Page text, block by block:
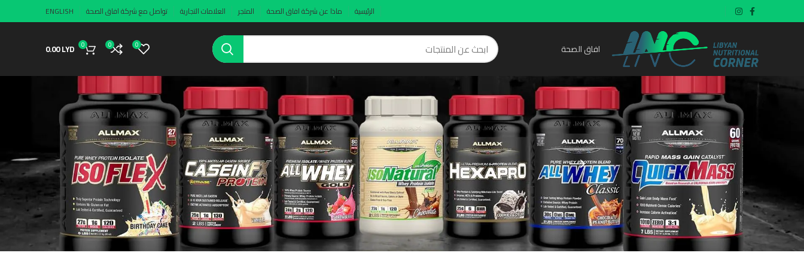
الرئيسية ماذا عن شركة افاق الصحة المتجر العلامات التجارية تواصل مع شركة افاق الصحة ENGLISH
افاق الصحة 0
0
0
0.00LYD
focus enhancing